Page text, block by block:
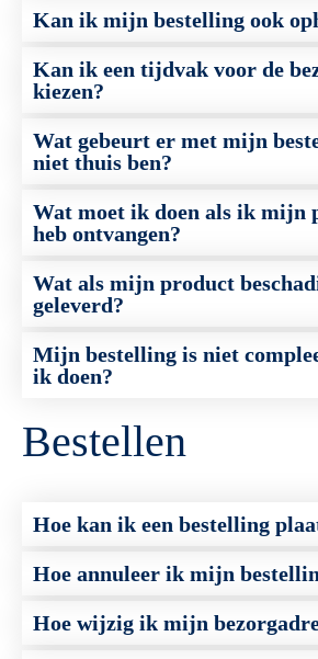
Kan ik mijn bestelling ook
Kan ik een tijdvak voor de
kiezen?
Wat gebeurt er met mijn
niet thuis ben?
Wat moet ik doen als ik mijn
heb ontvangen?
Wat als mijn product
geleverd?
Mijn bestelling is niet
ik doen?
Bestellen
Hoe kan ik een bestelling
Hoe annuleer ik mijn
Hoe wijzig ik mijn